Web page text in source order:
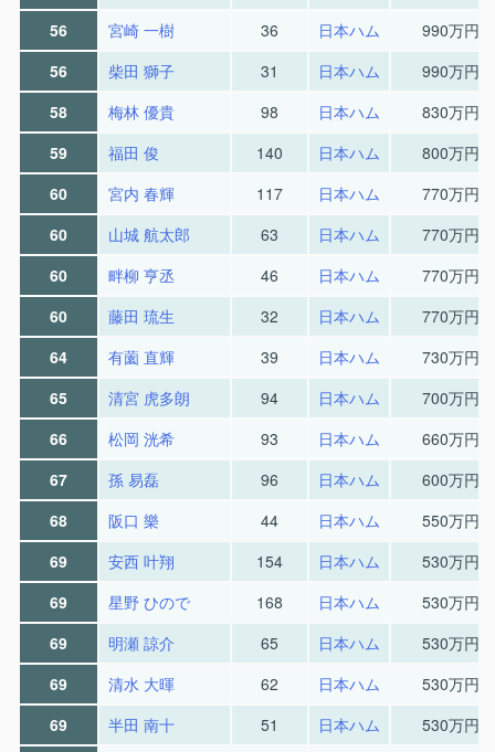
56
宮崎 一樹 36 日本ハム
990万円
56
柴田 獅子 31 日本ハム
990万円
58
梅林 優貴 98 日本ハム
830万円
59
福田 俊 140 日本ハム
800万円
60
宮内 春輝 117 日本ハム
770万円
60
山城 航太郎 63 日本ハム
770万円
60
畔柳 亨丞 46 日本ハム
770万円
60
藤田 琉生 32 日本ハム
770万円
64
有薗 直輝 39 日本ハム
730万円
65
清宮 虎多朗 94 日本ハム
700万円
66
松岡 洸希 93 日本ハム
660万円
67
孫 易磊 96 日本ハム
600万円
68
阪口 樂 44 日本ハム
550万円
69
安西 叶翔 154 日本ハム
530万円
69
星野 ひので 168 日本ハム
530万円
69
明瀬 諒介 65 日本ハム
530万円
69
清水 大暉 62 日本ハム
530万円
69
半田 南十 51 日本ハム
530万円